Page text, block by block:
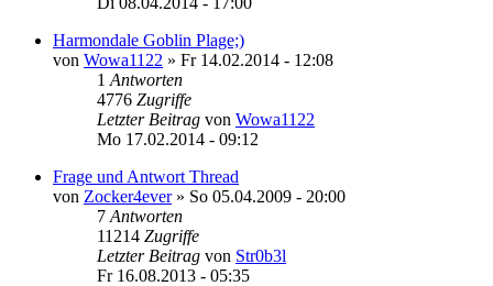
Harmondale Goblin Plage;)
von Wowa1122 » Fr 14.02.2014 - 12:08
1 Antworten
4776 Zugriffe
Letzter Beitrag von Wowa1122
Mo 17.02.2014 - 09:12
Frage und Antwort Thread
von Zocker4ever» So 05.04.2009 - 20:00
7 Antworten
11214 Zugriffe
Letzter Beitrag von Str0b3l
Fr 16.08.2013 - 05:35